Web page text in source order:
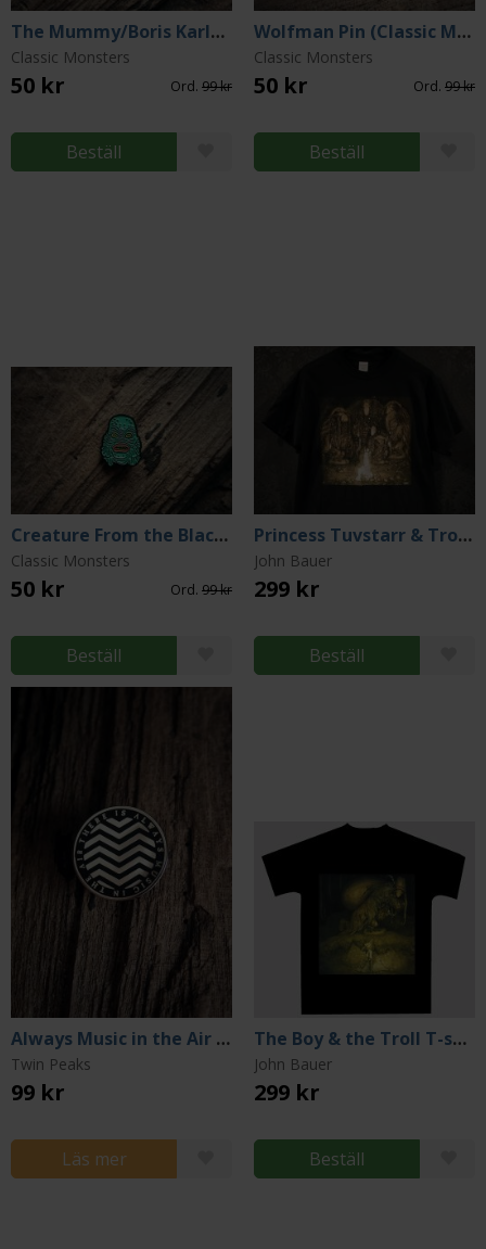
The Mummy/Boris Karloff Pin (Classic Monsters Collection)
Classic Monsters
50 kr Ord. 99 kr
Beställ
Wolfman Pin (Classic Monsters Collection)
Classic Monsters
50 kr Ord. 99 kr
Beställ
Creature From the Black Lagoon Pin (Classic Monsters Collection)
Classic Monsters
50 kr Ord. 99 kr
Beställ
Princess Tuvstarr & Trolls T-shirt (Large)
John Bauer
299 kr
Beställ
Always Music in the Air Pin
Twin Peaks
99 kr
Läs mer
The Boy & the Troll T-shirt (Large)
John Bauer
299 kr
Beställ